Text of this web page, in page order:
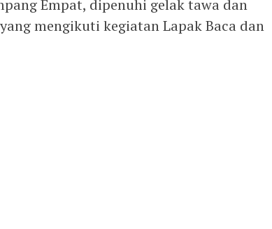
Empat, dipenuhi gelak tawa dan
mengikuti kegiatan Lapak Baca dan